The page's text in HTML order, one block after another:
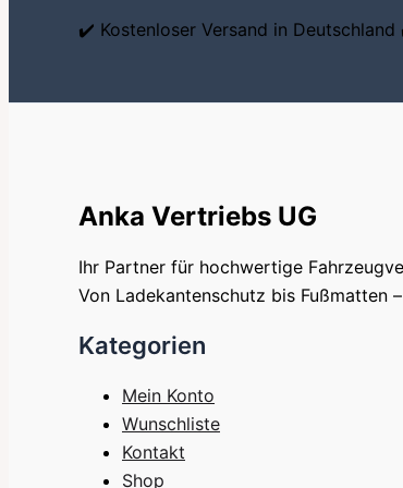
✔️ Kostenloser Versand in
Anka Vertriebs UG
Ihr Partner für hochwertige
Von Ladekantenschutz bis Fußmatten
Kategorien
Mein Konto
Wunschliste
Kontakt
Shop